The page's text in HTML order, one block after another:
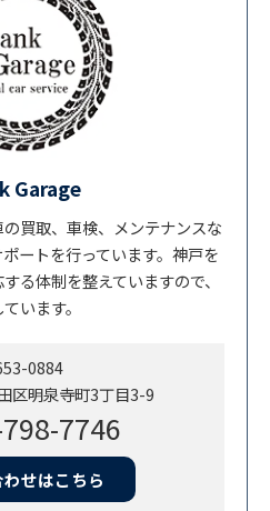
Garage
買取、車検、メンテナンスな
ートを行っています。神戸を
る体制を整えていますので、
います。
0884
区明泉寺町3丁目3-9
7746
せはこちら